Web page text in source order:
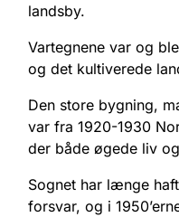
landsby.
Vartegnene var og
og det kultiverede
Den store bygning,
var fra 1920-1930
der både øgede liv
Sognet har længe
forsvar, og i